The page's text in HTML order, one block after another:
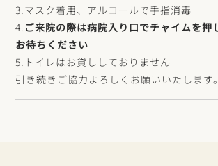
3.マスク着用、アルコールで手指消毒
4. ご来院の際は病院入り口でチャイムを押
お待ちください
5.トイレはお貸ししておりません
引き続きご協力よろしくお願いいたします。